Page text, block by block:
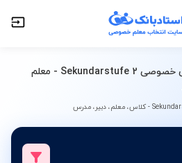
لیست بهترین اساتید تدریس خصوصی Sekundarstufe 2 - معلم
انتخاب درس